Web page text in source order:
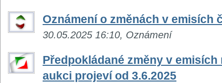
Oznámení o změnách v emisích
30.05.2025 16:10, Oznámení
Předpokládané změny v emisích
aukci projeví od 3.6.2025